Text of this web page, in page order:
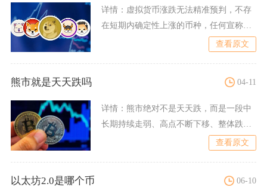
详情： 虚拟货币涨跌无法精准预判，不存
在短期内确定性上涨的币种，任何宣称指
查看原文
熊市就是天天跌吗 04-11
详情： 熊市绝对不是天天跌，而是一段中
长期持续走弱、高点不断下移、整体跌幅
查看原文
以太坊2.0是哪个币 06-10